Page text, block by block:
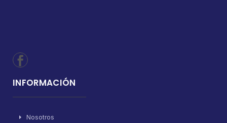
INFORMACIÓN
Nosotros